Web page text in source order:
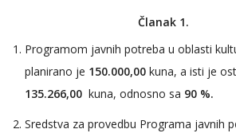
Članak 1.
Programom javnih potreba u oblasti
planirano je 150.000,00 kuna, a isti je
135.266,00 kuna, odnosno sa 90 %.
Sredstva za provedbu Programa javnih